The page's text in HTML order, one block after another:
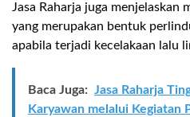
Jasa Raharja juga menjelaskan
yang merupakan bentuk
apabila terjadi kecelakaan lalu
Baca Juga: Jasa Raharja
Karyawan melalui Kegiatan